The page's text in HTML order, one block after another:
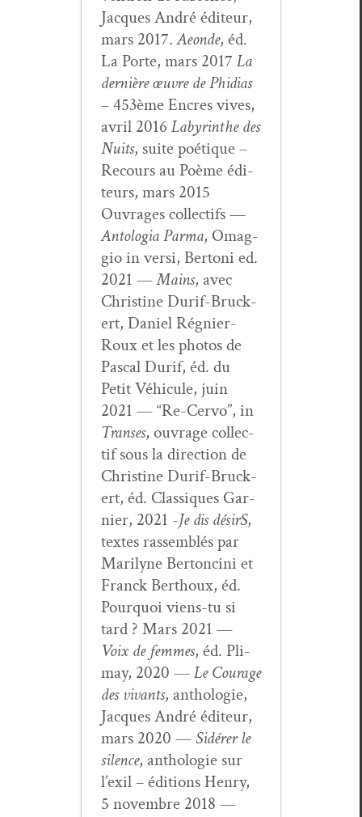
Jacques André édi­teur,
mars 2017.Aeonde, éd.
La Porte, mars 2017 La
dernière œuvre de Phidias
– 453ème Encres vives,
avril 2016 Labyrinthe des
Nuits, suite poé­tique –
Recours au Poème édi­
teurs, mars 2015
Ouvrages col­lec­tifs —
Antolo­gia Par­ma, Omag­
gio in ver­si, Bertoni ed.
2021 —Mains, avec
Chris­tine Durif-Bruck­
ert, Daniel Rég­nier-
Roux et les pho­tos de
Pas­cal Durif, éd. du
Petit Véhicule, juin
2021 — “Re-Cer­vo”, in
Trans­es, ouvrage col­lec­
tif sous la direc­tion de
Chris­tine Durif-Bruck­
ert, éd. Clas­siques Gar­
nier, 2021 -Je dis désirS,
textes rassem­blés par
Mar­i­lyne Bertonci­ni et
Franck Berthoux, éd.
Pourquoi viens-tu si
tard ? Mars 2021 —
Voix de femmes, éd. Pli­
may, 2020 —Le Courage
des vivants, antholo­gie,
Jacques André édi­teur,
mars 2020 — Sidér­er le
silence, antholo­gie sur
l’exil – édi­tions Hen­ry,
5 novem­bre 2018 —